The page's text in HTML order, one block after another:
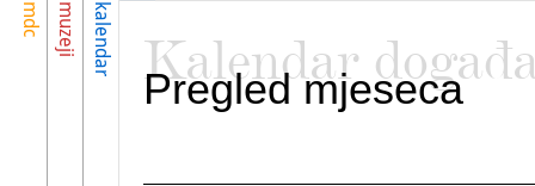
mdc muzeji kalendar Kalendar
Pregled mjeseca